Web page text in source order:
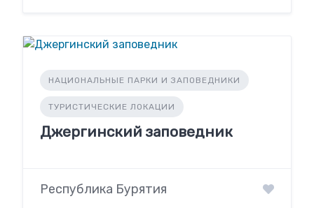
НАЦИОНАЛЬНЫЕ ПАРКИ И ЗАПОВЕДНИКИ
ТУРИСТИЧЕСКИЕ ЛОКАЦИИ
Джергинский заповедник
Республика Бурятия